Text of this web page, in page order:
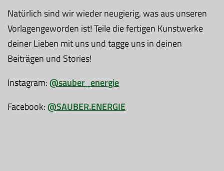
Natürlich sind wir wieder neugierig, was aus unseren
Vorlagengeworden ist! Teile die fertigen Kunstwerke
deiner Lieben mit uns und tagge uns in deinen
Beiträgen und Stories!
Instagram:@sauber_energie
Facebook:@SAUBER.ENERGIE